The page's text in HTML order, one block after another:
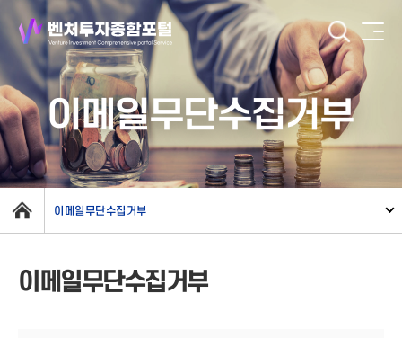
이메일무단수집거부
이메일무단수집거부
이메일무단수집거부